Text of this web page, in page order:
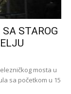
STAROG
mosta u
sa početkom u 15